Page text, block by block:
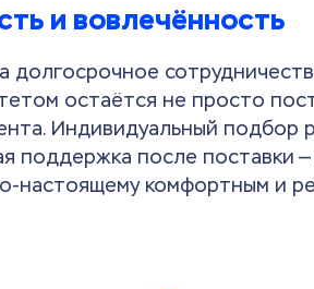
и вовлечённость
остаётся не просто
Индивидуальный подбор
поддержка после поставки
настоящему комфортным и